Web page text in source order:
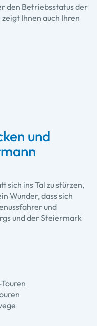
den Betriebsstatus der
Ihnen auch Ihren
und
sich ins Tal zu stürzen,
Wunder, dass sich
und
und der Steiermark